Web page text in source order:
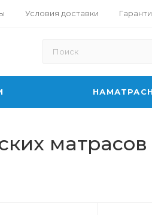
Условия доставки